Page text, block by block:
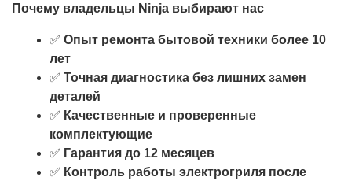
Почему владельцы Ninja выбирают нас
✅ Опыт ремонта бытовой техники более 10
лет
✅ Точная диагностика без лишних замен
деталей
✅ Качественные и проверенные
комплектующие
✅ Гарантия до 12 месяцев
✅ Контроль работы электрогриля после